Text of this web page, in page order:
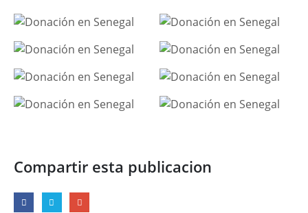
Compartir esta publicacion